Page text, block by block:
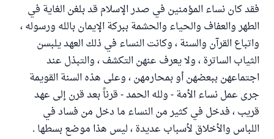
فقد كان نساء المؤمنين في صدر الإسلام قد بلغن الغاية في
الطهر والعفاف والحياء والحشمة ببركة الإيمان بالله ورسوله ،
واتباع القرآن والسنة ، وكانت النساء في ذلك العهد يلبسن
الثياب الساترة ، ولا يعرف عنهن التكشف ، والتبذل عند
اجتماعهن ببعضهن أو بمحارمهن ، وعلى هذه السنة القويمة
جرى عمل نساء الأمة - ولله الحمد - قرناً بعد قرن إلى عهد
قريب ، فدخل في كثير من النساء ما دخل من فساد في
اللباس والأخلاق لأسباب عديدة ، ليس هذا موضع بسطها .